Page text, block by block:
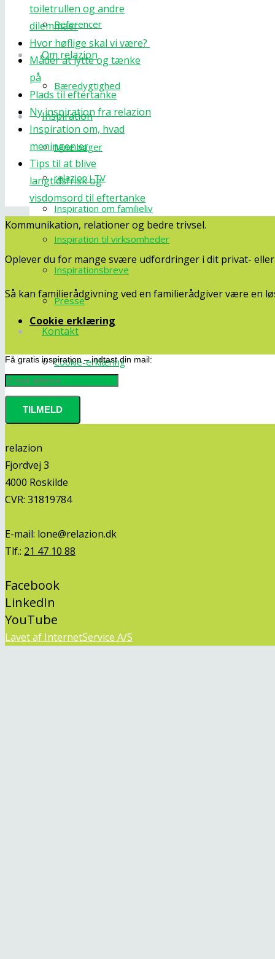
Referencer
Om relazion
Bæredygtighed
Inspiration
Mine bøger
relazion i TV
Inspiration om familieliv
Inspiration til virksomheder
Inspirationsbreve
Presse
Kontakt
Cookie-erklæring
toiletrullen og andre
dilemmaer
Hvor høflige skal vi være?
Måder at lytte og tænke
på
Plads til eftertanke
Ny inspiration fra relazion
Inspiration om, hvad
meningen er
Tips til at blive
langtidsfrisk og
visdomsord til eftertanke
Kommunikation, relationer og bedre trivsel.
Oplever du for mange svære udfordringer i dit privat-
Så kan familierådgivning ved en familierådgiver være en
Cookie erklæring
Få gratis inspiration – indtast din mail:
relazion
Fjordvej 3
4000 Roskilde
CVR: 31819784
E-mail: lone@relazion.dk
Tlf.: 21 47 10 88
Facebook
LinkedIn
YouTube
Lavet af InternetService A/S